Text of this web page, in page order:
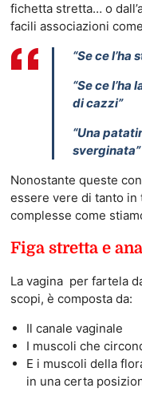
fichetta stretta… o
facili associazioni
“Se ce
“Se ce
di cazzi”
“Una
sverginata”
Nonostante queste
essere vere di tanto in
complesse come
Figa stretta e
La vagina per fartela
scopi, è composta da:
Il canale vaginale
I muscoli che
E i muscoli della
in una certa